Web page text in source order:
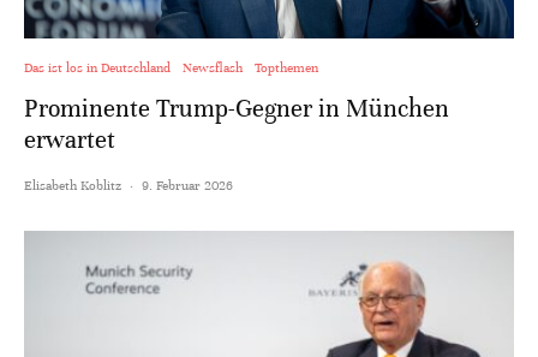
Das ist los in Deutschland Newsflash Topthemen
Prominente Trump-Gegner in München
erwartet
Elisabeth Koblitz · 9. Februar 2026